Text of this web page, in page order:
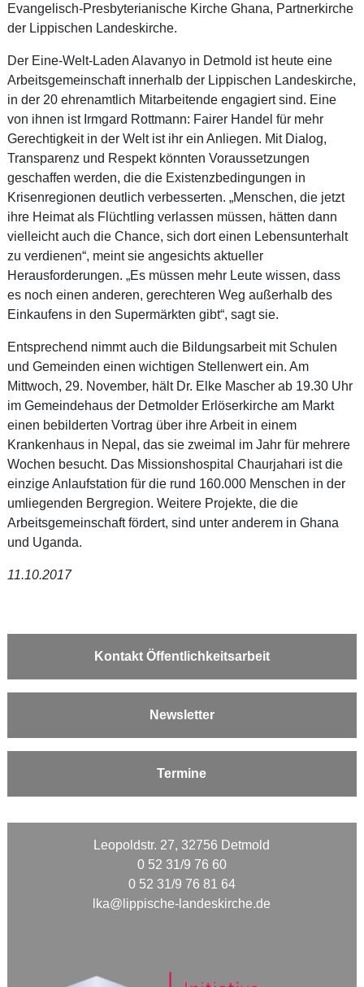
Evangelisch-Presbyterianische Kirche Ghana, Partnerkirche
der Lippischen Landeskirche.
Der Eine-Welt-Laden Alavanyo in Detmold ist heute eine
Arbeitsgemeinschaft innerhalb der Lippischen Landeskirche,
in der 20 ehrenamtlich Mitarbeitende engagiert sind. Eine
von ihnen ist Irmgard Rottmann: Fairer Handel für mehr
Gerechtigkeit in der Welt ist ihr ein Anliegen. Mit Dialog,
Transparenz und Respekt könnten Voraussetzungen
geschaffen werden, die die Existenzbedingungen in
Krisenregionen deutlich verbesserten. „Menschen, die jetzt
ihre Heimat als Flüchtling verlassen müssen, hätten dann
vielleicht auch die Chance, sich dort einen Lebensunterhalt
zu verdienen“, meint sie angesichts aktueller
Herausforderungen. „Es müssen mehr Leute wissen, dass
es noch einen anderen, gerechteren Weg außerhalb des
Einkaufens in den Supermärkten gibt“, sagt sie.
Entsprechend nimmt auch die Bildungsarbeit mit Schulen
und Gemeinden einen wichtigen Stellenwert ein. Am
Mittwoch, 29. November, hält Dr. Elke Mascher ab 19.30 Uhr
im Gemeindehaus der Detmolder Erlöserkirche am Markt
einen bebilderten Vortrag über ihre Arbeit in einem
Krankenhaus in Nepal, das sie zweimal im Jahr für mehrere
Wochen besucht. Das Missionshospital Chaurjahari ist die
einzige Anlaufstation für die rund 160.000 Menschen in der
umliegenden Bergregion. Weitere Projekte, die die
Arbeitsgemeinschaft fördert, sind unter anderem in Ghana
und Uganda.
11.10.2017
Kontakt Öffentlichkeitsarbeit
Newsletter
Termine
Leopoldstr. 27, 32756 Detmold
0 52 31/9 76 60
0 52 31/9 76 81 64
lka@lippische-landeskirche.de